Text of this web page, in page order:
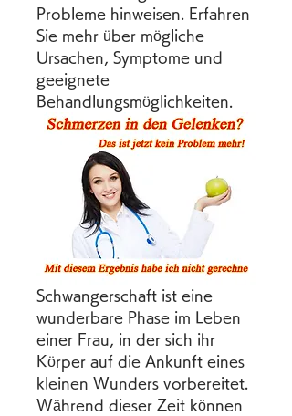
Probleme hinweisen. Erfahren
Sie mehr über mögliche
Ursachen, Symptome und
geeignete
Behandlungsmöglichkeiten.
Schwangerschaft ist eine
wunderbare Phase im Leben
einer Frau, in der sich ihr
Körper auf die Ankunft eines
kleinen Wunders vorbereitet.
Während dieser Zeit können